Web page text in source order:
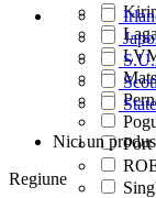
Port
Nici un
Regiune